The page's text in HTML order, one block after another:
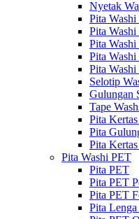
Nyetak
Pita
Pita
Pita
Pita
Pita
Selotip
Gulungan
Tape
Pita
Pita
Pita
Pita Washi PET
Pita PET
Pita PET
Pita PET
Pita